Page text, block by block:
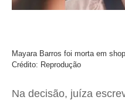
Mayara Barros foi morta em
Crédito: Reprodução
Na decisão, juíza